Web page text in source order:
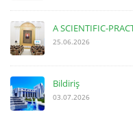
A SCIENTIFIC-
25.06.2026
Bildiriş
03.07.2026